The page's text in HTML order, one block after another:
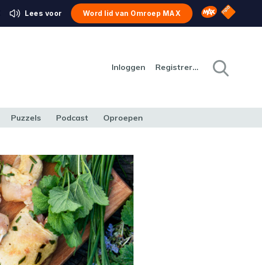
Lees voor Word lid van Omroep MAX Omroep MAX
NPO
Inloggen Registreren
Puzzels Podcast Oproepen